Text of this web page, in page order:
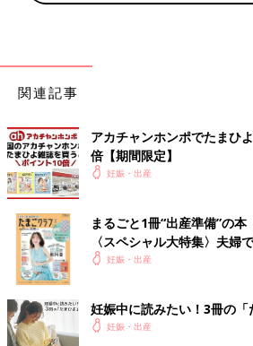
関連記事
アカチャンホンポでたまひ
倍【期間限定】
妊娠・出産
まるごと1冊“出産準備”の本
〈スペシャル大特集〉夫婦
妊娠・出産
妊娠中に読みたい！3冊の「
妊娠・出産